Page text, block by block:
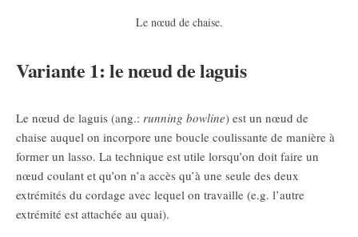
Le nœud de chaise.
Variante 1: le nœud de laguis
Le nœud de laguis (ang.: running bowline) est un nœud de
chaise auquel on incorpore une boucle coulissante de manière à
former un lasso. La technique est utile lorsqu’on doit faire un
nœud coulant et qu’on n’a accès qu’à une seule des deux
extrémités du cordage avec lequel on travaille (e.g. l’autre
extrémité est attachée au quai).